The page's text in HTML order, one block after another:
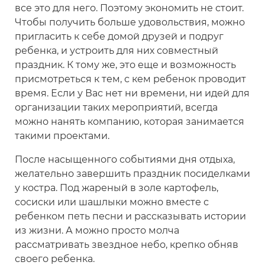
все это для него. Поэтому экономить не стоит.
Чтобы получить больше удовольствия, можно
пригласить к себе домой друзей и подруг
ребенка, и устроить для них совместный
праздник. К тому же, это еще и возможность
присмотреться к тем, с кем ребенок проводит
время. Если у Вас нет ни времени, ни идей для
организации таких мероприятий, всегда
можно нанять компанию, которая занимается
такими проектами.
После насыщенного событиями дня отдыха,
желательно завершить праздник посиделками
у костра. Под жареный в золе картофель,
сосиски или шашлыки можно вместе с
ребенком петь песни и рассказывать истории
из жизни. А можно просто молча
рассматривать звездное небо, крепко обняв
своего ребенка.